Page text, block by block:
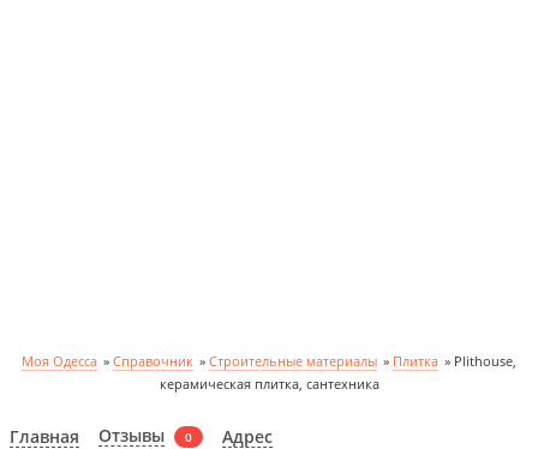
Моя Одесса » Справочник » Строительные материалы » Плитка » Plithouse,
керамическая плитка, сантехника
Главная Отзывы 0 Адрес